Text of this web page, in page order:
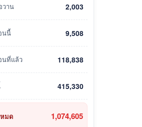
วาน 2,003
นนี้ 9,508
นที่แล้ว 118,838
415,330
มด 1,074,605